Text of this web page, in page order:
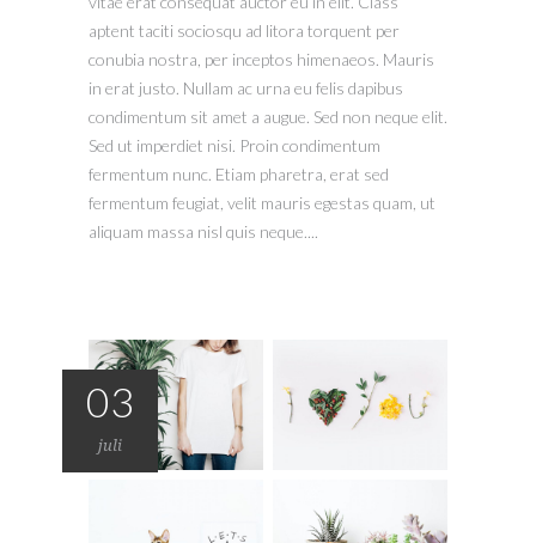
aptent taciti sociosqu ad litora torquent per
conubia nostra, per inceptos himenaeos. Mauris
in erat justo. Nullam ac urna eu felis dapibus
condimentum sit amet a augue. Sed non neque elit.
Sed ut imperdiet nisi. Proin condimentum
fermentum nunc. Etiam pharetra, erat sed
fermentum feugiat, velit mauris egestas quam, ut
aliquam massa nisl quis neque....
03
juli